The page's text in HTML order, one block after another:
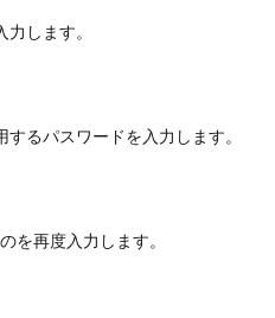
します。
るパスワードを入力します。
を再度入力します。